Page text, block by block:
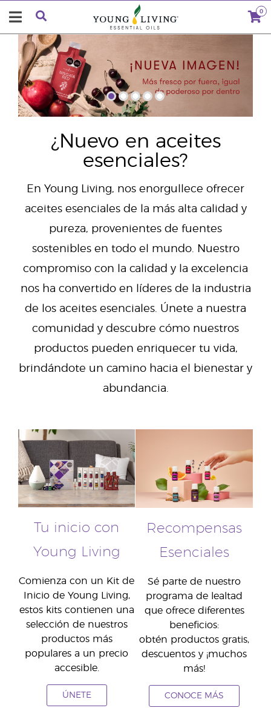
0
¿Nuevo en aceites
esenciales?
En Young Living, nos enorgullece ofrecer
aceites esenciales de la más alta calidad y
pureza, provenientes de fuentes
sostenibles en todo el mundo. Nuestro
compromiso con la calidad y la excelencia
nos ha convertido en líderes de la industria
de los aceites esenciales. Únete a nuestra
comunidad y descubre cómo nuestros
productos pueden enriquecer tu vida,
brindándote un camino hacia el bienestar y
abundancia.
Tu inicio con
Young Living
Comienza con un Kit de
Inicio de Young Living,
estos kits contienen una
selección de nuestros
productos más
populares a un precio
accesible.
ÚNETE
Recompensas
Esenciales
Sé parte de nuestro
programa de lealtad
que ofrece diferentes
beneficios:
obtén productos gratis,
descuentos y ¡muchos
más!
CONOCE MÁS